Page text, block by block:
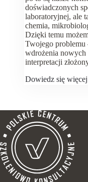
doświadczonych
laboratoryjnej, ale
chemia,
Dzięki temu
Twojego problemu
wdrożenia nowych
interpretacji
Dowiedz się więcej